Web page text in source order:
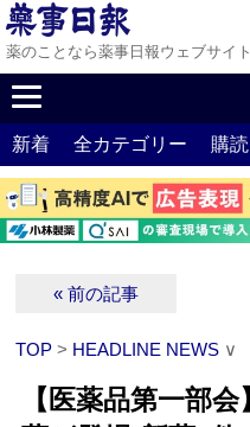
薬のことなら薬事日報ウェブサイト
新着 全カテゴリー 購
« 前の記事
TOP > HEADLINE NEWS ∨
【医薬品第一部